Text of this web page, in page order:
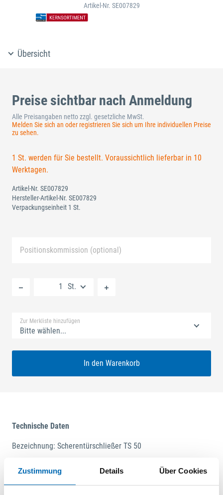
Zustimmung Details Über Cookies
Artikel-Nr. SE007829
Übersicht
Preise sichtbar nach Anmeldung
Alle Preisangaben netto zzgl. gesetzliche MwSt.
Melden Sie sich an oder registrieren Sie sich um Ihre individuellen Preise
zu sehen.
1 St. werden für Sie bestellt. Voraussichtlich lieferbar in 10
Werktagen.
Artikel-Nr. SE007829
Hersteller-Artikel-Nr. SE007829
Verpackungseinheit 1 St.
Positionskommission (optional)
St.
Zur Merkliste hinzufügen
Bitte wählen...
In den Warenkorb
Technische Daten
Bezeichnung: Scherentürschließer TS 50
Technische Daten